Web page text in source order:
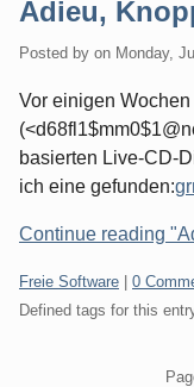
Adieu,
Posted by on Monday,
Vor einigen
basierten Live-CD-
ich eine gefunden:
Continue reading
Categories:
Freie Software
0
Defined tags for this